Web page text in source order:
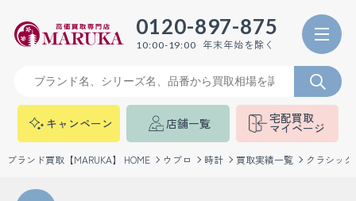
0120-897-875
10:00-19:00 年末年始を除く
キャンペーン 店舗一覧 宅配買取
マイページ
ブランド買取【MARUKA】 HOME ウブロ 時計 買取実績一覧 クラシッ